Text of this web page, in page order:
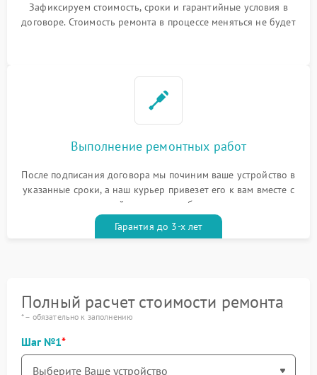
Зафиксируем стоимость, сроки и гарантийные условия в
договоре. Стоимость ремонта в процессе меняться не будет
Выполнение ремонтных работ
После подписания договора мы починим ваше устройство в
указанные сроки, а наш курьер привезет его к вам вместе с
гарантийным талоном бесплатно
Гарантия до 3-х лет
Полный расчет стоимости ремонта
* – обязательно к заполнению
Шаг №1